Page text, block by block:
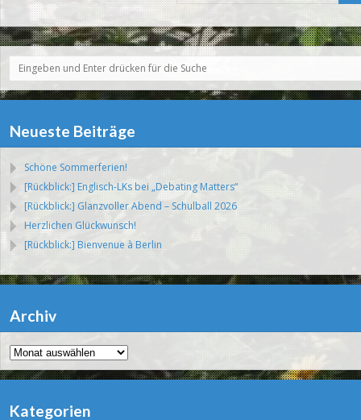
Neueste Beiträge
Schöne Sommerferien!
[Rückblick:] Englisch-LKs bei „Debating Matters“
[Rückblick:] Glanzvoller Abend – Schulball 2026
Herzlichen Glückwunsch!
[Rückblick:] Bienvenue à Berlin
Archiv
Archiv
Kategorien